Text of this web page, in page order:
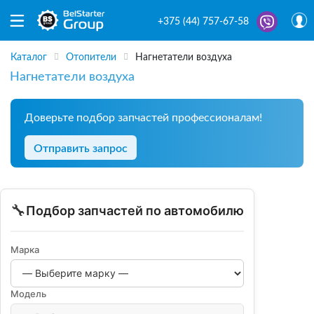
+375 (44) 757-67-58
Каталог Отопители Нагнетатели воздуха
Нагнетатели воздуха
Доверьте подбор запчастей профессионалам!
Отправить запрос
🔧Подбор запчастей по автомобилю
Марка
Модель